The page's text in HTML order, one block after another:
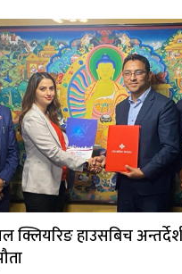
क्लियरिङ हाउसबिच